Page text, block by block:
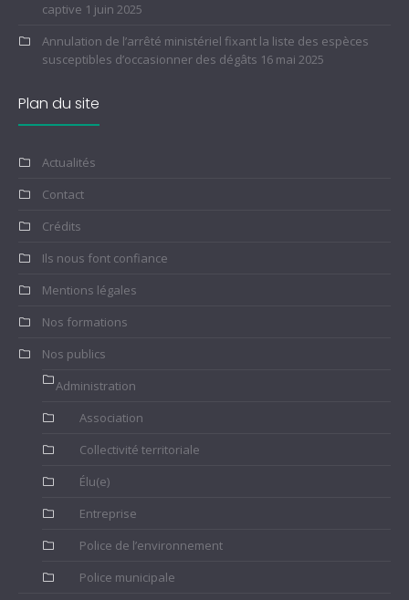
captive 1 juin 2025
Annulation de l’arrêté ministériel fixant la liste des espèces
susceptibles d’occasionner des dégâts 16 mai 2025
Plan du site
Actualités
Contact
Crédits
Ils nous font confiance
Mentions légales
Nos formations
Nos publics
Administration
Association
Collectivité territoriale
Élu(e)
Entreprise
Police de l’environnement
Police municipale